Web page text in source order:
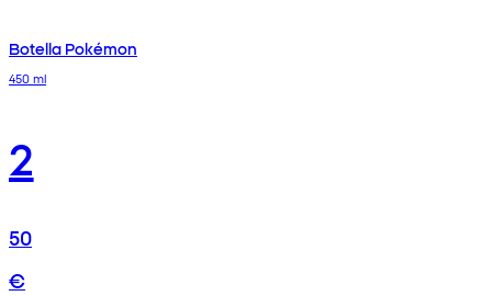
Botella Pokémon
450 ml
2
50
€